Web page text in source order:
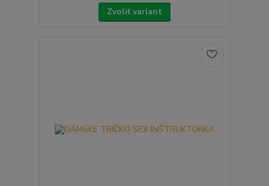
Zvoliť variant